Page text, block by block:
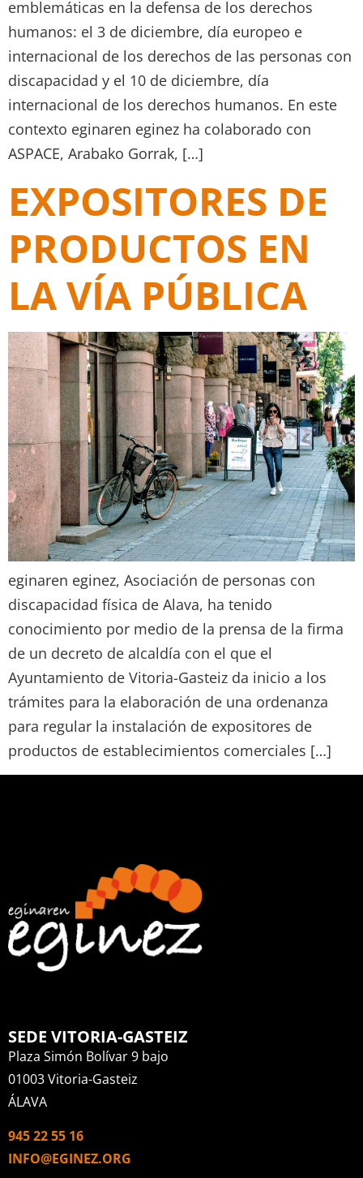
emblemáticas en la defensa de los derechos
humanos: el 3 de diciembre, día europeo e
internacional de los derechos de las personas con
discapacidad y el 10 de diciembre, día
internacional de los derechos humanos. En este
contexto eginaren eginez ha colaborado con
ASPACE, Arabako Gorrak, […]
EXPOSITORES DE
PRODUCTOS EN
LA VÍA PÚBLICA
eginaren eginez, Asociación de personas con
discapacidad física de Alava, ha tenido
conocimiento por medio de la prensa de la firma
de un decreto de alcaldía con el que el
Ayuntamiento de Vitoria-Gasteiz da inicio a los
trámites para la elaboración de una ordenanza
para regular la instalación de expositores de
productos de establecimientos comerciales […]
SEDE VITORIA-GASTEIZ
Plaza Simón Bolívar 9 bajo
01003 Vitoria-Gasteiz
ÁLAVA
945 22 55 16
INFO@EGINEZ.ORG